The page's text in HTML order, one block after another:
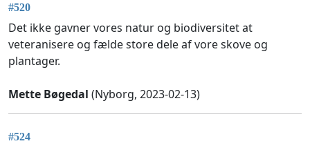
#520
Det ikke gavner vores natur og biodiversitet at
veteranisere og fælde store dele af vore skove og
plantager.
Mette Bøgedal (Nyborg, 2023-02-13)
#524